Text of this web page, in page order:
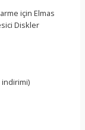
için Elmas
Diskler
indirimi)